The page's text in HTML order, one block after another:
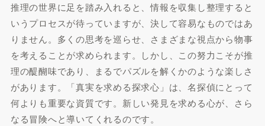
推理の世界に足を踏み入れると、情報を収集し整理すると
いうプロセスが待っていますが、決して容易なものではあ
りません。多くの思考を巡らせ、さまざまな視点から物事
を考えることが求められます。しかし、この努力こそが推
理の醍醐味であり、まるでパズルを解くかのような楽しさ
があります。「真実を求める探求心」は、名探偵にとって
何よりも重要な資質です。新しい発見を求める心が、さら
なる冒険へと導いてくれるのです。